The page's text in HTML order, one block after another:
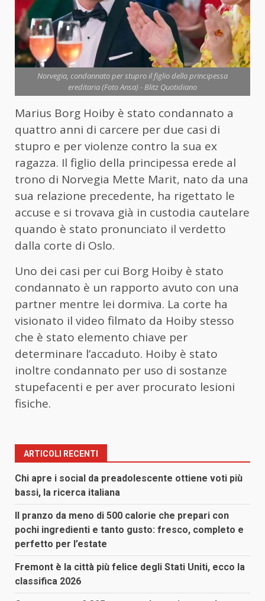
Norvegia, condannato per stupro il figlio della principessa
ereditaria (Foto Ansa) - Blitz Quotidiano
Marius Borg Hoiby è stato condannato a
quattro anni di carcere per due casi di
stupro e per violenze contro la sua ex
ragazza. Il figlio della principessa erede al
trono di Norvegia Mette Marit, nato da una
sua relazione precedente, ha rigettato le
accuse e si trovava già in custodia cautelare
quando è stato pronunciato il verdetto
dalla corte di Oslo.
Uno dei casi per cui Borg Hoiby è stato
condannato è un rapporto avuto con una
partner mentre lei dormiva. La corte ha
visionato il video filmato da Hoiby stesso
che è stato elemento chiave per
determinare l’accaduto. Hoiby è stato
inoltre condannato per uso di sostanze
stupefacenti e per aver procurato lesioni
fisiche.
ARTICOLI RECENTI
Chi apre i social da preadolescente ottiene voti più
bassi, la ricerca italiana
Il pranzo da meno di 500 calorie che prepari con
pochi ingredienti e tanto gusto: fresco, completo e
perfetto per l’estate
Fremont è la città più felice degli Stati Uniti, ecco la
classifica 2026